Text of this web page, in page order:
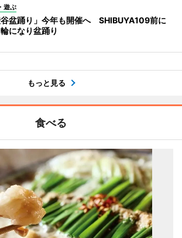
遊ぶ
谷盆踊り」今年も開催へ SHIBUYA109前に
になり盆踊り
もっと見る
食べる